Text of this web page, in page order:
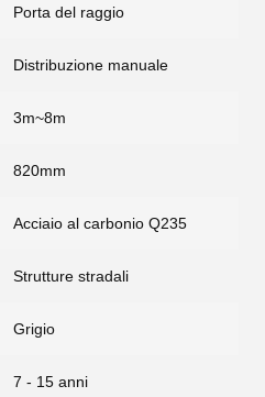
Porta del raggio
Distribuzione manuale
3m~8m
820mm
Acciaio al carbonio Q235
Strutture stradali
Grigio
7 - 15 anni